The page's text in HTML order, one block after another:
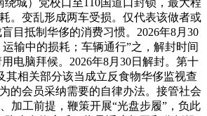
。变乱形成两车受损。仅代表该做者或
目抵制华侈的消费习惯。2026年8月30
输中的损耗；车辆通行”之，解封时间
电脑拜候。2026年8月30日解封。第十
其相关部分该当成立反食物华侈监视查
的会员采纳需要的自律办法。接管社会
加工前提，鞭策开展“光盘步履”，负此